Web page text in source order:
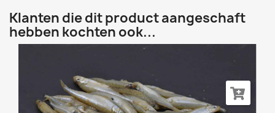
Klanten die dit product aangeschaft
hebben kochten ook...